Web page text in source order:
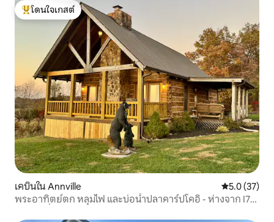
โดนใจเกสต์ที่สุด
โดนใจเกสต์
เคบินใน Annville คะแนนเฉลี่ย
5.0 (37)
พระอาทิตย์ตก หลุมไฟ และบ่อน้ำปลาคาร์ปโคอิ - ห่างจาก I75